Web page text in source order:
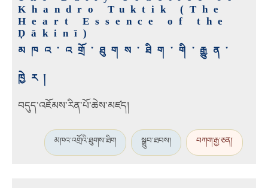
Khandro Tuktik (The
Heart Essence of the
Ḍākinī)
མཁའ་འགྲོ་ཐུགས་ཐིག་གི་རྒྱུན་
ཁྱེར།
བདུད་འཇོམས་རིན་པོ་ཆེས་མཛད།
མཁའ་འགྲོའི་ཐུགས་ཐིག སྒྲུབ་ཐབས། བཀག་རྒྱ་ཅན།